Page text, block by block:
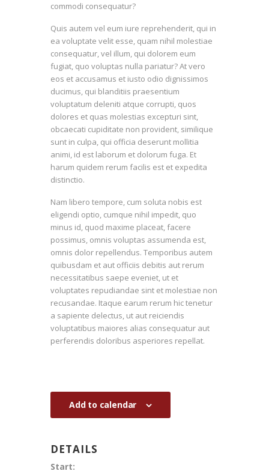
commodi consequatur?
Quis autem vel eum iure reprehenderit, qui in
ea voluptate velit esse, quam nihil molestiae
consequatur, vel illum, qui dolorem eum
fugiat, quo voluptas nulla pariatur? At vero
eos et accusamus et iusto odio dignissimos
ducimus, qui blanditiis praesentium
voluptatum deleniti atque corrupti, quos
dolores et quas molestias excepturi sint,
obcaecati cupiditate non provident, similique
sunt in culpa, qui officia deserunt mollitia
animi, id est laborum et dolorum fuga. Et
harum quidem rerum facilis est et expedita
distinctio.
Nam libero tempore, cum soluta nobis est
eligendi optio, cumque nihil impedit, quo
minus id, quod maxime placeat, facere
possimus, omnis voluptas assumenda est,
omnis dolor repellendus. Temporibus autem
quibusdam et aut officiis debitis aut rerum
necessitatibus saepe eveniet, ut et
voluptates repudiandae sint et molestiae non
recusandae. Itaque earum rerum hic tenetur
a sapiente delectus, ut aut reiciendis
voluptatibus maiores alias consequatur aut
perferendis doloribus asperiores repellat.
Add to calendar
DETAILS
Start: